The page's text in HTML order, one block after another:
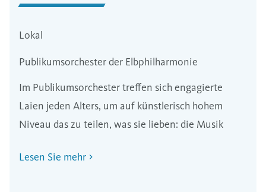
Lokal
Publikumsorchester der Elbphilharmonie
Im Publikumsorchester treffen sich engagierte
Laien jeden Alters, um auf künstlerisch hohem
Niveau das zu teilen, was sie lieben: die Musik
Lesen Sie mehr